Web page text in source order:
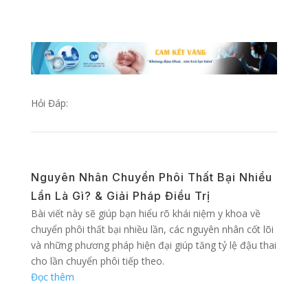
Hỏi Đáp:
Nguyên Nhân Chuyển Phôi Thất Bại Nhiều
Lần Là Gì? & Giải Pháp Điều Trị
Bài viết này sẽ giúp bạn hiểu rõ khái niệm y khoa về
chuyển phôi thất bại nhiều lần, các nguyên nhân cốt lõi
và những phương pháp hiện đại giúp tăng tỷ lệ đậu thai
cho lần chuyển phôi tiếp theo.
Đọc thêm